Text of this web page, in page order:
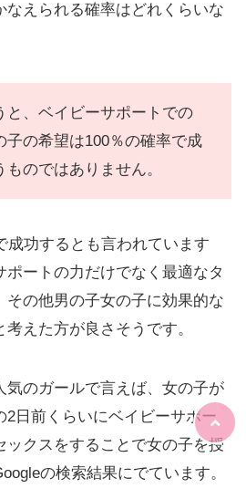
なえられる確率はどれくらいな
と、ベイビーサポートでの
子の希望は100％の確率で成
のではありません。
成功するとも言われています
ポートの力だけでなく最適なタ
その他男の子女の子に効果的な
えた方が良さそうです。
気のガールで言えば、女の子が
2日前くらいにベイビーサポー
ックスをすることで女の子を授
の検索結果にでています。